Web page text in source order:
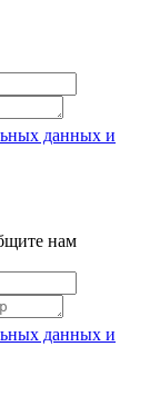
данных и
нам
данных и